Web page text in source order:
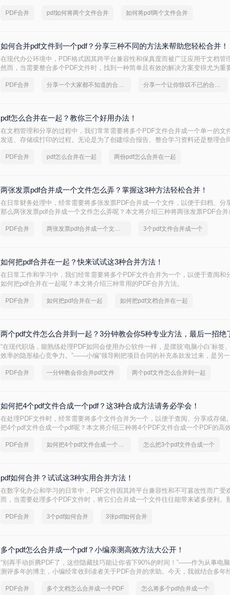
PDF合并 pdf如何将两个文件合并 如何将pdf两个文件合并
如何合并pdf文件到一个pdf？分享三种不同的方法来帮助您轻松合并！
在现代办公环境中，PDF格式因其跨平台兼容性和保真度而被广泛应用于文档管
然而，当需要整合多个PDF文件时，找到一种简单且有效的解决方案变得尤为重
并成一个PDF文件。
PDF合并 分享一个大家都不知道的合并pdf文件方法 分享一个让你惊叹不已的合并pdf方法
pdf怎么合并在一起？教你三个好用办法！
在文档管理和分享的过程中，我们常常需要将多个PDF文件合并成一个单一的文
发送、存储或打印的过程。无论是为了创建综合报告、整合学习资料还是整理合
PDF合并 pdf怎么合并在一起 两份pdf怎么合并在一起
两张发票pdf合并成一个文件怎么弄？掌握这3种方法轻松合并！
在日常财务处理中，经常需要将多张发票PDF合并成一个文件，以便于归档、分
那么两张发票pdf合并成一个文件怎么弄呢？本文将介绍三种将两张发票PDF合并
PDF合并 两张发票pdf合并成一个文件怎么弄 3个pdf文件合并成一个
如何把pdf合并在一起？快来试试这3种合并方法！
在日常工作和学习中，我们经常需要将多个PDF文件合并为一个，以便于查阅和
如何把pdf合并在一起呢？本文将介绍三种常用的PDF合并方法。
PDF合并 如何把pdf合并在一起 如何把pdf文档合并在一起
两个pdf文件怎么合并到一起？3分钟教会你5种专业方法，最后一招绝
“在现代职场，能熟练处理PDF如同会使用办公软件一样，是摆脱‘电脑小白’标签
效率的隐形核心竞争力。”——小编“领导刚把项目合同的补充条款发过来，是另
PDF合并 一分钟教会你合并pdf文件 两个pdf文件怎么合并到一起
如何把4个pdf文件合成一个pdf？这3种合成方法请务必学会！
在处理PDF文件时，经常需要将多个文件合并为一个，以便于查阅、分享或存储
把4个pdf文件合成一个pdf呢？本文将介绍三种将4个PDF文件合成一个PDF的高效
PDF合并 如何把4个pdf文件合成一个pdf 怎么把3个pdf文件合成一个
pdf如何合并？试试这3种实用合并方法！
在数字化办公和学习的日常中，PDF文件因其跨平台兼容性和不可篡改性而广受
而，当需要处理多个PDF文件时，将它们合并成一个文件往往能带来诸多便利。
PDF合并 3个pdf如何合并 3张pdf如何合并
多个pdf怎么合并成一个pdf？小编亲测高效方法大公开！
“别再手动折腾PDF了，这些隐藏技巧能让你省下90%的时间！”——作为从事电
测评多年的博主，小编经常收到读者关于PDF合并的求助。今天，我就结合多年
多个pdf怎么合并成一个pdf呢？本文基于真实测试和数据，确保专业可信，助你快
PDF合并 多个文档怎么合并成一个PDF 怎么将多个pdf合并成一个